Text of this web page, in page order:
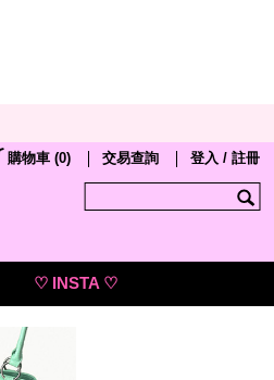
♡ INSTA ♡
購物車 (0) 交易查詢 登入 / 註冊